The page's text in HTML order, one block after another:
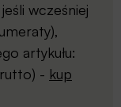
wcześniej
artykułu:
- kup